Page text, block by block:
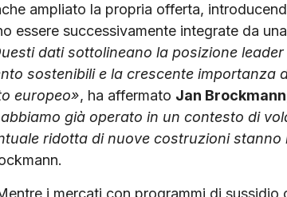
ampliato la propria offerta,
essere successivamente integrate da
dati sottolineano la posizione
sostenibili e la crescente importanza
europeo», ha affermato Jan Brockmann
già operato in un contesto di
ridotta di nuove costruzioni
i mercati con programmi di sussidio